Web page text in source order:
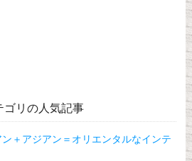
ゴリの人気記事
ン＋アジアン＝オリエンタルなインテ